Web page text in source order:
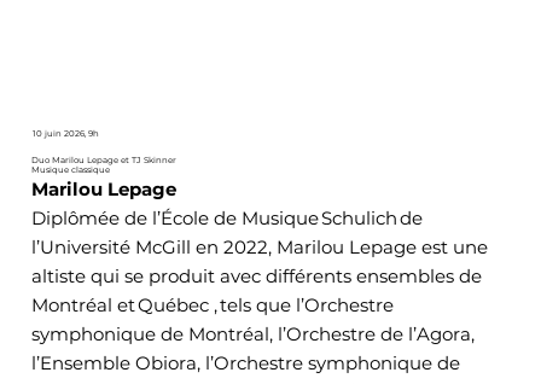
10 juin 2026, 9h
Duo Marilou Lepage et TJ Skinner
Musique classique
Marilou Lepage
Diplômée de l’École de Musique Schulich de
l’Université McGill en 2022, Marilou Lepage est une
altiste qui se produit avec différents ensembles de
Montréal et Québec , tels que l’Orchestre
symphonique de Montréal, l’Orchestre de l’Agora,
l’Ensemble Obiora, l’Orchestre symphonique de